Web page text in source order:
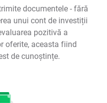
documentele - fără
unui cont de investiții
pozitivă a
oferite, aceasta fiind
de cunoștințe.